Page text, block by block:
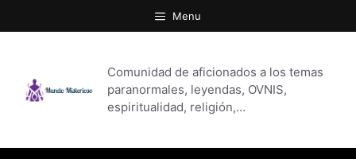
al
Menu
Comunidad de aficionados a los temas
paranormales, leyendas, OVNIS,
espiritualidad, religión,…